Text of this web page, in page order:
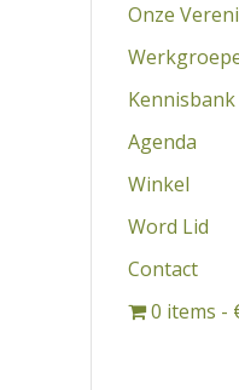
Onze
Kennisbank
Agenda
Winkel
Word Lid
Contact
0 items